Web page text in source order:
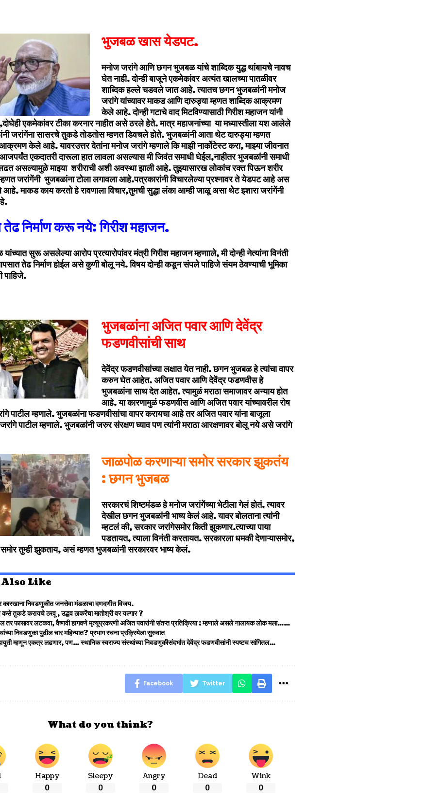
भुजबळ खास येडपट.
मनोज जरांगे आणि छगन भुजबळ यांचे शाब्दिक युद्ध थांबायचे नावच
घेत नाही. दोन्ही बाजूने एकमेकांवर अत्यंत खालच्या पातळीवर
शाब्दिक हल्ले चडवले जात आहे. त्यातच छगन भुजबळांनी मनोज
जरांगे यांच्यावर माकड आणि दारुड्या म्हणत शाब्दिक आक्रमण
केले आहे. दोन्ही गटाचे वाद मिटविण्यासाठी गिरीश महाजन यांनी
एकमेकांवर टीका करनार नाहीत असे ठरले हेते. मात्र महाजनांच्या या मध्यास्तीला यश आलेले
जरांगेंना सासरचे तुकडे तोडतोस म्हणत डिवचले होते. भुजबळांनी आता थेट दारुड्या म्हणत
आक्रमण केले आहे. यावरउत्तर देतांना मनोज जरांगे म्हणाले कि माझी नार्कोटेस्ट करा, माझ्या जीवनात
एकदातरी दारूला हात लावला असल्यास मी जिवंत समाधी घेईल,नाहीतर भुजबळांनी समाधी
असल्यामुळे माझ्या शरीराची अशी अवस्था झाली आहे. तुझ्यासारख लोकांच रक्त पिऊन शरीर
जरांगेंनी भुजबळांना टोला लगावला आहे.पत्रकारांनी विचारलेल्या प्रश्नावर ते येडपट आहे अस
माकड काय करतो हे रावणाला विचार,तुमची सुद्धा लंका आम्ही जाळू असा थेट इशारा जरांगेंनी
निर्माण करू नये: गिरीश महाजन.
सुरू असलेल्या आरोप प्रत्यारोपांवर मंत्री गिरीश महाजन म्हणााले, मी दोन्ही नेत्यांना विनंती
तेढ निर्माण होईल असे कुणी बोलू नये. विषय दोन्ही कडून संपले पाहिजे संयम ठेवण्याची भूमिका
पाहिजे.
भुजबळांना अजित पवार आणि देवेंद्र
फडणवीसांची साथ
देवेंद्र फडणवीसांच्या लक्षात येत नाही. छगन भुजबळ हे त्यांचा वापर
करुन घेत आहेत. अजित पवार आणि देवेंद्र फडणवीस हे
भुजबळांना साथ देत आहेत. त्यामुळं मराठा समाजावर अन्याय होत
आहे. या कारणामुळं फडणवीस आणि अजित पवार यांच्यावरील रोष
पाटील म्हणाले. भुजबळांना फडणवीसांचा वापर करायचा आहे तर अजित पवार यांना बाजूला
पाटील म्हणाले. भुजबळांनी जरुर संरक्षण घ्याव पण त्यांनी मराठा आरक्षणावर बोलू नये असे जरांगे
जाळपोळ करणाऱ्या समोर सरकार झुकतंय
: छगन भुजबळ
सरकारचं शिष्टमंडळ हे मनोज जरांगेंच्या भेटीला गेलं होतं. त्यावर
देखील छगन भुजबळांनी भाष्य केलं आहे. यावर बोलताना त्यांनी
म्हटलं की, सरकार जरांगेसमोर किती झुकणार.त्याच्या पाया
पडतायत, त्याला विनंती करतायत. सरकारला धमकी देणाऱ्यासमोर,
समोर तुम्ही झुकताय, असं म्हणत भुजबळांनी सरकारवर भाष्य केलं.
Like
कारखाना निवडणुकीत जनसेवा मंडळाचा दणदणीत विजय.
कसे तुकडे करायचे ठरवू , उद्धव ठाकरेंचा मातोश्री वर यल्गार ?
तर फासावर लटकवा, वैष्णवी हागवणे मृत्यूप्रकरणी अजित पवारांनी संतप्त प्रतिक्रिया ; म्हणाले असले नालायक लोक मला……
निवडणुका पुढील चार महिन्यात? प्रभाग रचना प्रक्रियेला सुरुवात
म्हणून एकत्र लढणार, पण… स्थानिक स्वराज्य संस्थांच्या निवडणुकीसंदर्भात देवेंद्र फडणवीसांनी स्पष्टच सांगितल…
Facebook Twitter
What do you think?
Happy
0
Sleepy
0
Angry
0
Dead
0
Wink
0